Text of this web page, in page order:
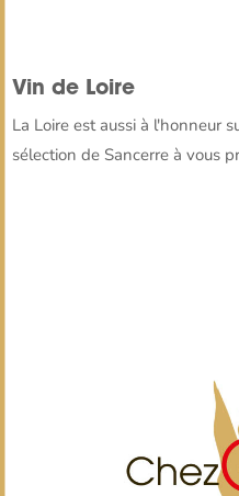
Vin de Loire
La Loire est aussi à l'honneur
sélection de Sancerre à vous